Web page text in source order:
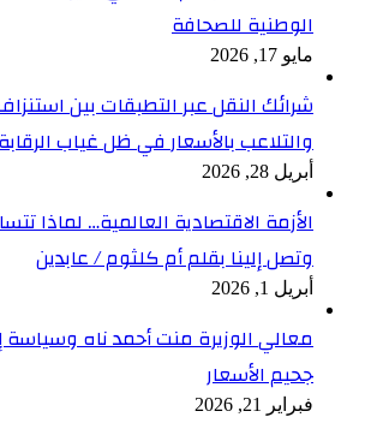
الوطنية للصحافة
مايو 17, 2026
شرائك النقل عبر التطبقات بين
والتلاعب بالأسعار في ظل غياب
أبريل 28, 2026
الأزمة الاقتصادية العالمية… لماذا
وتصل إلينا بقلم أم كلثوم / عابدين
أبريل 1, 2026
معالي الوزيرة منت أحمد ناه وسياسة
جحيم الأسعار
فبراير 21, 2026